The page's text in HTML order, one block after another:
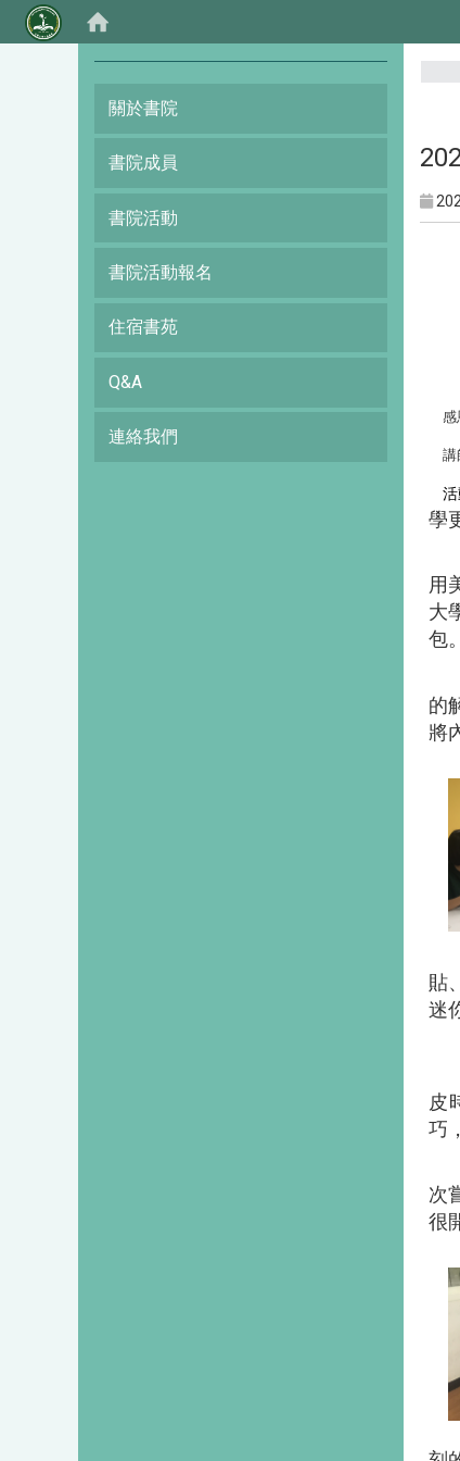
關於書院
書院成員
書院活動
書院活動報名
住宿書苑
Q&A
連絡我們
感
講
學
用
大
包。
的
將
貼
迷
皮
巧
次
很